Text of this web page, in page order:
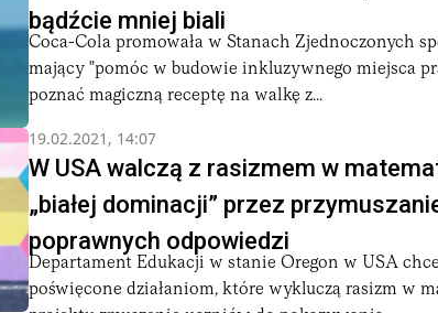
bądźcie mniej biali
Coca-Cola promowała w Stanach Zjednoczonych
mający "pomóc w budowie inkluzywnego miejsca
poznać magiczną receptę na walkę z...
19.02.2021, 14:07
W USA walczą z rasizmem w
„białej dominacji” przez
poprawnych odpowiedzi
Departament Edukacji w stanie Oregon w USA
poświęcone działaniom, które wykluczą rasizm w